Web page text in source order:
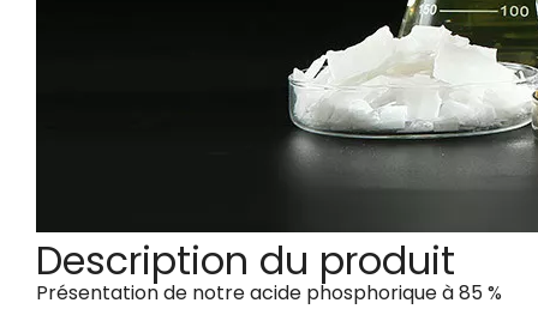
Description du produit
Présentation de notre acide phosphorique à 85 %